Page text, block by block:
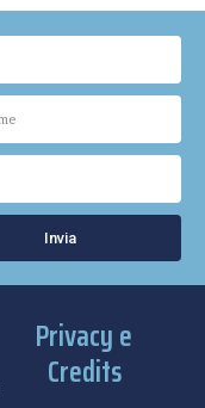
Invia
Privacy e
Credits